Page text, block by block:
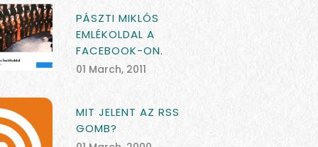
PÁSZTI MIKLÓS
EMLÉKOLDAL A
FACEBOOK-ON.
01 March, 2011
MIT JELENT AZ RSS
GOMB?